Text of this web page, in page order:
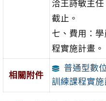
洽王詩敏主
截止。
七、費用：
程實施計畫。
相關附件
普通型數
訓練課程實施